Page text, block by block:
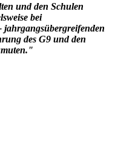
und den Schulen
bei
jahrgangsübergreifenden
des G9 und den